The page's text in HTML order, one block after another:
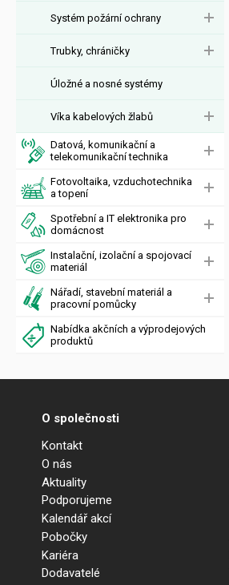
Systém požární ochrany
Trubky, chráničky
Úložné a nosné systémy
Víka kabelových žlabů
Datová, komunikační a
telekomunikační technika
Fotovoltaika, vzduchotechnika
a topení
Spotřební a IT elektronika pro
domácnost
Instalační, izolační a spojovací
materiál
Nářadí, stavební materiál a
pracovní pomůcky
Nabídka akčních a výprodejových
produktů
O společnosti
Kontakt
O nás
Aktuality
Podporujeme
Kalendář akcí
Pobočky
Kariéra
Dodavatelé